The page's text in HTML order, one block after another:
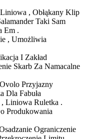
, Obłąkany Klip
Taki Sam
Em .
, Umożliwia
I Zakład
Skarb Za Namacalne
Przyjazny
Dla Fabuła
Liniowa Ruletka .
Produkowania
Ograniczenie